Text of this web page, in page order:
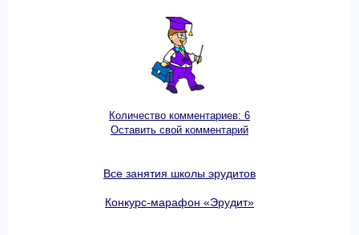
Количество комментариев: 6
Оставить свой комментарий
Все занятия школы эрудитов
Конкурс-марафон «Эрудит»